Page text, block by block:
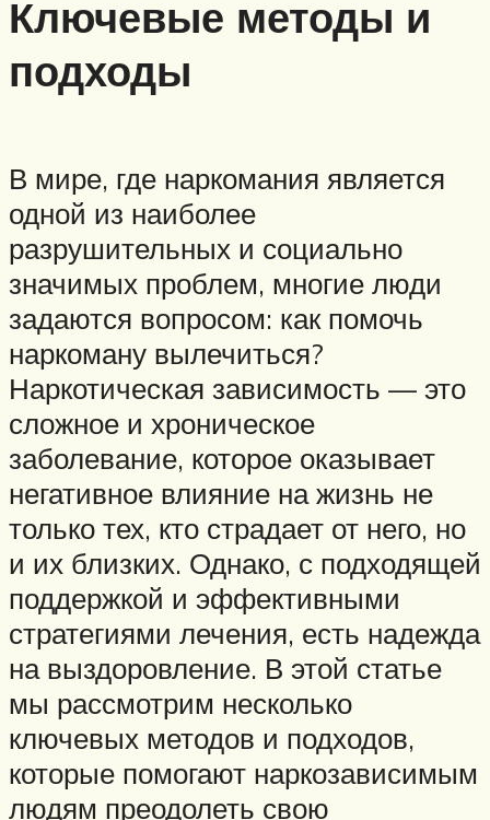
Ключевые методы и
подходы
В мире, где наркомания является
одной из наиболее
разрушительных и социально
значимых проблем, многие люди
задаются вопросом: как помочь
наркоману вылечиться?
Наркотическая зависимость — это
сложное и хроническое
заболевание, которое оказывает
негативное влияние на жизнь не
только тех, кто страдает от него, но
и их близких. Однако, с подходящей
поддержкой и эффективными
стратегиями лечения, есть надежда
на выздоровление. В этой статье
мы рассмотрим несколько
ключевых методов и подходов,
которые помогают наркозависимым
людям преодолеть свою